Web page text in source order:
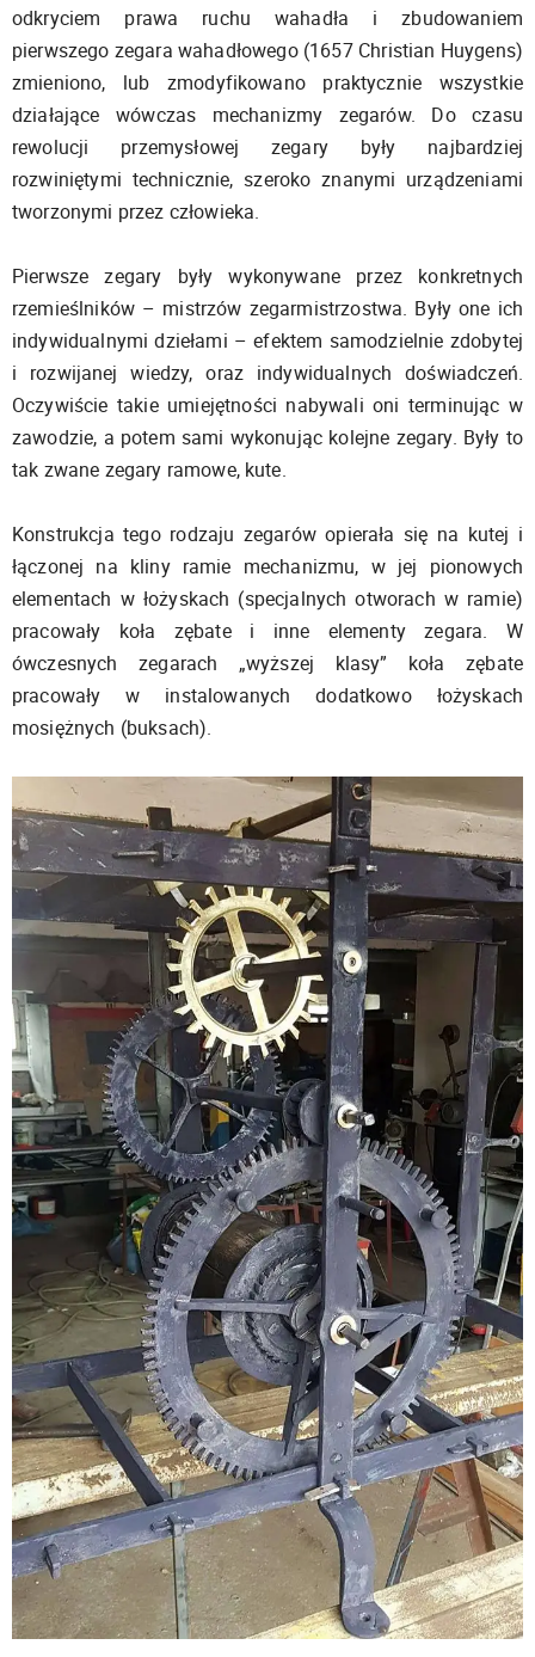
odkryciem prawa ruchu wahadła i zbudowaniem
pierwszego zegara wahadłowego (1657 Christian Huygens)
zmieniono, lub zmodyfikowano praktycznie wszystkie
działające wówczas mechanizmy zegarów. Do czasu
rewolucji przemysłowej zegary były najbardziej
rozwiniętymi technicznie, szeroko znanymi urządzeniami
tworzonymi przez człowieka.
Pierwsze zegary były wykonywane przez konkretnych
rzemieślników – mistrzów zegarmistrzostwa. Były one ich
indywidualnymi dziełami – efektem samodzielnie zdobytej
i rozwijanej wiedzy, oraz indywidualnych doświadczeń.
Oczywiście takie umiejętności nabywali oni terminując w
zawodzie, a potem sami wykonując kolejne zegary. Były to
tak zwane zegary ramowe, kute.
Konstrukcja tego rodzaju zegarów opierała się na kutej i
łączonej na kliny ramie mechanizmu, w jej pionowych
elementach w łożyskach (specjalnych otworach w ramie)
pracowały koła zębate i inne elementy zegara. W
ówczesnych zegarach „wyższej klasy” koła zębate
pracowały w instalowanych dodatkowo łożyskach
mosiężnych (buksach).